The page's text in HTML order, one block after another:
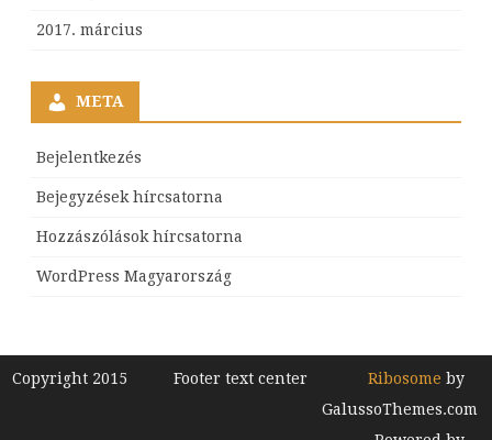
2017. március
META
Bejelentkezés
Bejegyzések hírcsatorna
Hozzászólások hírcsatorna
WordPress Magyarország
Copyright 2015 Footer text center Ribosome by
GalussoThemes.com